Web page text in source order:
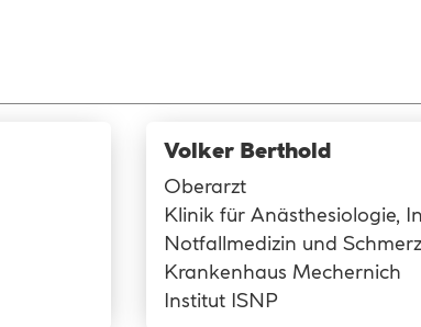
Volker Berthold
Oberarzt
Klinik für Anästhesiologie,
Notfallmedizin und
Krankenhaus Mechernich
Institut ISNP